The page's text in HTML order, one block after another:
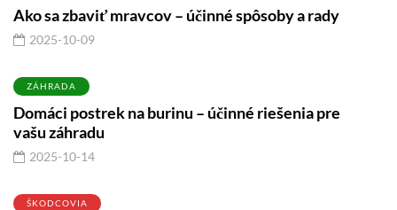
Ako sa zbaviť mravcov – účinné spôsoby a rady
2025-10-09
ZÁHRADA
Domáci postrek na burinu – účinné riešenia pre
vašu záhradu
2025-10-14
ŠKODCOVIA